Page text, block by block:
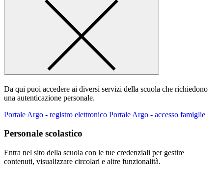
Da qui puoi accedere ai diversi servizi della scuola che richiedono
una autenticazione personale.
Portale Argo - registro elettronico Portale Argo - accesso famiglie
Personale scolastico
Entra nel sito della scuola con le tue credenziali per gestire
contenuti, visualizzare circolari e altre funzionalità.